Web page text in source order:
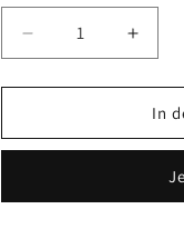
Verringere
die
Menge
Telemecanique
Erhöhe
die
fürIn